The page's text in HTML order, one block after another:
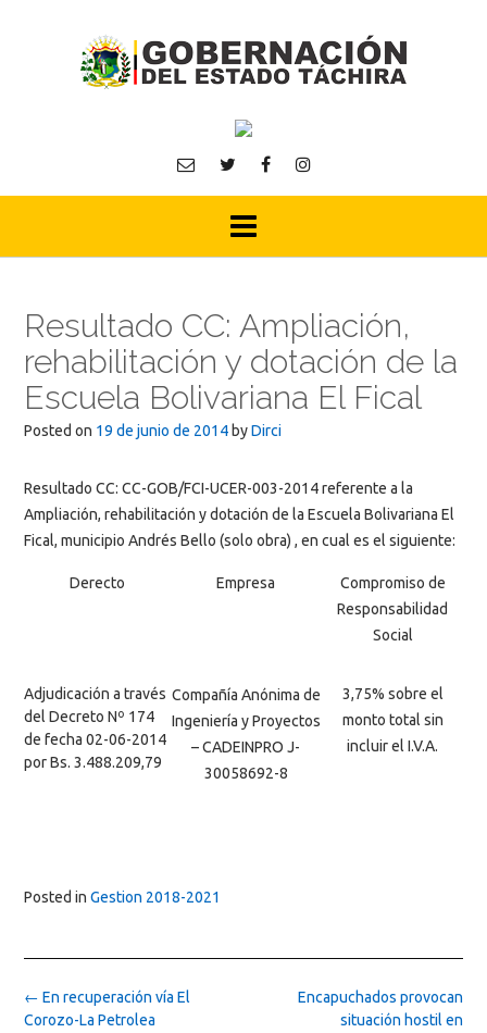
Resultado CC: Ampliación,
rehabilitación y dotación de la
Escuela Bolivariana El Fical
Posted on 19 de junio de 2014 byDirci
Resultado CC: CC-GOB/FCI-UCER-003-2014 referente a la
Ampliación, rehabilitación y dotación de la Escuela Bolivariana El
Fical, municipio Andrés Bello (solo obra) , en cual es el siguiente:
Derecto Empresa
Compromiso de
Responsabilidad
Social
Adjudicación a través
del Decreto Nº 174
de fecha 02-06-2014
por Bs. 3.488.209,79
Compañía Anónima de
Ingeniería y Proyectos
– CADEINPRO J-
30058692-8
3,75% sobre el
monto total sin
incluir el I.V.A.
Posted in Gestion 2018-2021
Post
navigation
Encapuchados provocan
situación hostil en
← En recuperación vía El
Corozo-La Petrolea